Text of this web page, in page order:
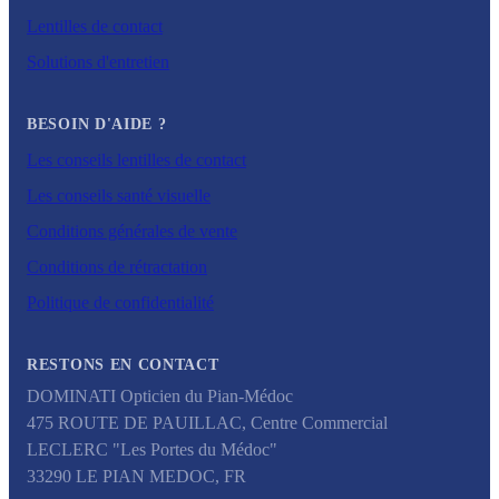
Lentilles de contact
Solutions d'entretien
BESOIN D'AIDE ?
Les conseils lentilles de contact
Les conseils santé visuelle
Conditions générales de vente
Conditions de rétractation
Politique de confidentialité
RESTONS EN CONTACT
DOMINATI Opticien du Pian-Médoc
475 ROUTE DE PAUILLAC, Centre Commercial
LECLERC "Les Portes du Médoc"
33290 LE PIAN MEDOC, FR